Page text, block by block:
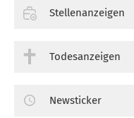
Stellenanzeigen
Todesanzeigen
Newsticker